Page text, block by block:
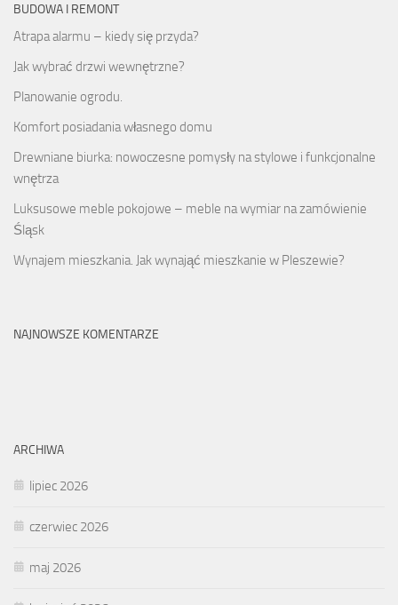
BUDOWA I REMONT
Atrapa alarmu – kiedy się przyda?
Jak wybrać drzwi wewnętrzne?
Planowanie ogrodu.
Komfort posiadania własnego domu
Drewniane biurka: nowoczesne pomysły na stylowe i funkcjonalne
wnętrza
Luksusowe meble pokojowe – meble na wymiar na zamówienie
Śląsk
Wynajem mieszkania. Jak wynająć mieszkanie w Pleszewie?
NAJNOWSZE KOMENTARZE
ARCHIWA
lipiec 2026
czerwiec 2026
maj 2026